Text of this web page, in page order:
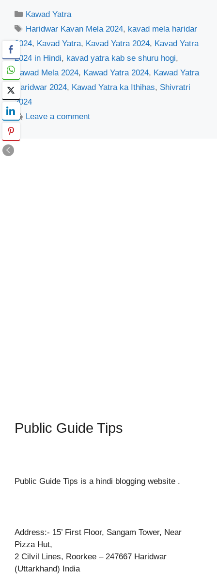
Categories
Kawad Yatra
Tags
Haridwar Kavan Mela 2024, kavad mela haridar
2024, Kavad Yatra, Kavad Yatra 2024, Kavad Yatra
2024 in Hindi, kavad yatra kab se shuru hogi,
Kawad Mela 2024, Kawad Yatra 2024, Kawad Yatra
Haridwar 2024, Kawad Yatra ka Ithihas, Shivratri
2024
Leave a comment
Public Guide Tips
Public Guide Tips is a hindi blogging website .
Address:- 15’ First Floor, Sangam Tower, Near
Pizza Hut,
2 Cilvil Lines, Roorkee – 247667 Haridwar
(Uttarkhand) India